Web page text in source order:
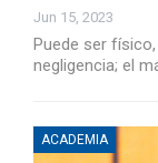
Jun 15, 2023
Puede ser
negligencia; el
ACADEMIA